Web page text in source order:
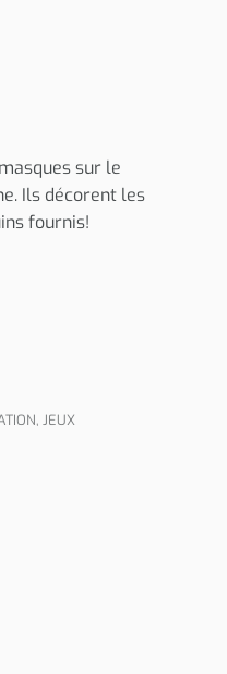
sur le
Ils décorent les
fournis!
, JEUX